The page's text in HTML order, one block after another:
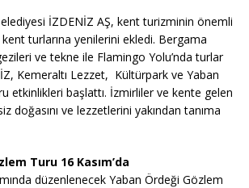
İZDENİZ AŞ, kent turizminin önemli
turlarına yenilerini ekledi. Bergama
ve tekne ile Flamingo Yolu’nda turlar
Kemeraltı Lezzet, Kültürpark ve Yaban
etkinlikleri başlattı. İzmirliler ve kente gelen
doğasını ve lezzetlerini yakından tanıma
Turu 16 Kasım’da
düzenlenecek Yaban Ördeği Gözlem